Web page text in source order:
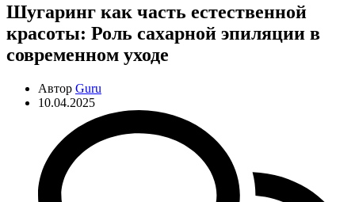
Шугаринг как часть естественной
красоты: Роль сахарной эпиляции в
современном уходе
Автор Guru
10.04.2025